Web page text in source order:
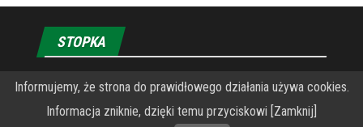
STOPKA
O Fundacji PRZEkarpacie
Wykonanie portalu – specjaliści stron www WordPress
Informujemy, że strona do prawidłowego działania używa cookies.
Informacja zniknie, dzięki temu przyciskowi [Zamknij]